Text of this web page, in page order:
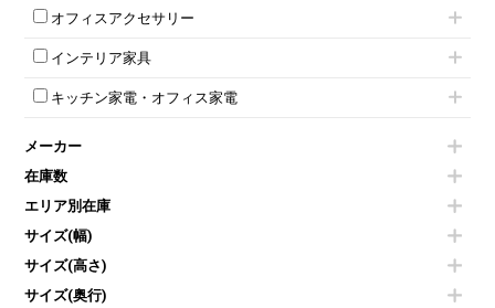
ダイヤル錠ロッカー
ワードローブ・クローゼット
会議テーブルW1800～
平行スタックテーブル
会議テーブルその他
ミーティングチェアその他
パーテーションその他
壁掛けホワイトボード
ホワイトボードその他
電話機（ビジネスフォン）
シュレッダー
スクリーン
その他OA機器
オフィスアクセサリー
チェア用台車
演台・講演台・演説台
防音パネル
コートハンガー・ポールハンガー
傘立て
食器棚・キッチンキャビネット
カタログスタンド
オフィスアクセサリーその他
インテリア家具
モールドチェア
ダイニングチェア
カウンターテーブル
センターテーブル・サイドテーブル
ベンチ・スツール
ソファ
シェルフ
ダストボックス（ゴミ箱）
インテリア家具その他
キッチン家電・オフィス家電
冷蔵庫・洗濯機
空気清浄機・加湿器
液晶テレビ・モニター類
エアコン
照明機器
掃除機
季節家電
メーカー
在庫数
エリア別在庫
サイズ(幅)
サイズ(高さ)
サイズ(奥行)